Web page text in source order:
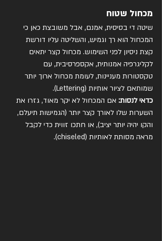
מכחול שטוח
שיטה די בסיסית, אמנם, אבל משובצת כאן כי
המכחול הוא רך וגמיש, והשליטה עליו דורשת
קצת ניסיון לפני השימוש. מכחול קצר יתאים
לקליגרפיה אמנותית, אקספרסיבית, עם
טקסטורות מעניינות, לעומת מכחול ארוך יותר
שמותאם לציור אותיות (Lettering).
כדאי לנסות: אם המכחול לא יקר מאוד, גזרו את
השערות שלו לאורך קצר יותר (הגמישות תיעלם,
והקו יהיה יותר יציב), או חתכו זווית כדי לקבל
מראה מסותת לאותיות (chiseled).